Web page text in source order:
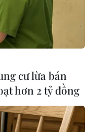
cư lừa bán
hơn 2 tỷ đồng